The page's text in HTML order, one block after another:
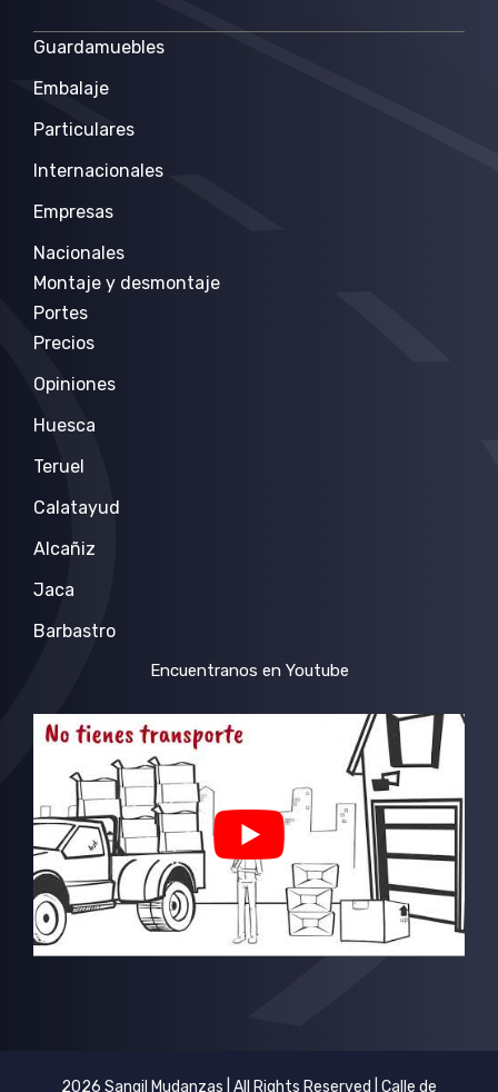
Guardamuebles
Embalaje
Particulares
Internacionales
Empresas
Nacionales
Montaje y desmontaje
Portes
Precios
Opiniones
Huesca
Teruel
Calatayud
Alcañiz
Jaca
Barbastro
Encuentranos en Youtube
2026 Sangil Mudanzas | All Rights Reserved | Calle de